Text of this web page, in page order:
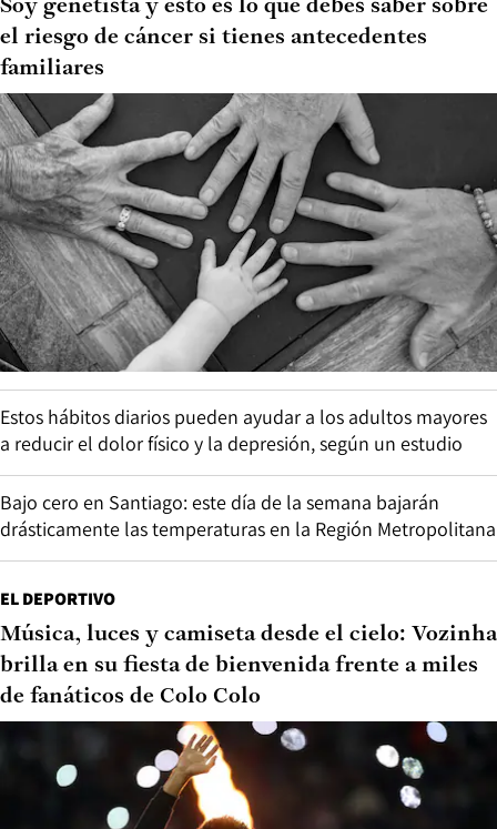
Soy genetista y esto es lo que debes saber sobre
el riesgo de cáncer si tienes antecedentes
familiares
Estos hábitos diarios pueden ayudar a los adultos mayores
a reducir el dolor físico y la depresión, según un estudio
Bajo cero en Santiago: este día de la semana bajarán
drásticamente las temperaturas en la Región Metropolitana
EL DEPORTIVO
Música, luces y camiseta desde el cielo: Vozinha
brilla en su fiesta de bienvenida frente a miles
de fanáticos de Colo Colo